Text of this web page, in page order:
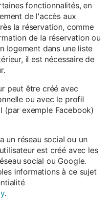
fonctionnalités, en
de l'accès aux
la réservation, comme
de la réservation ou
logement dans une liste
il est nécessaire de
peut être créé avec
ou avec le profil
(par exemple Facebook)
un réseau social ou un
est créé avec les
social ou Google.
informations à ce sujet
.